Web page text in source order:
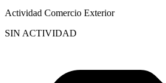
Actividad Comercio Exterior
SIN ACTIVIDAD